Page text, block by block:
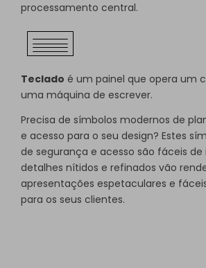
processamento central.
Teclado é um painel que opera um
uma máquina de escrever.
Precisa de símbolos modernos de
e acesso para o seu design? Estes
de segurança e acesso são fáceis de
detalhes nítidos e refinados vão
apresentações espetaculares e
para os seus clientes.